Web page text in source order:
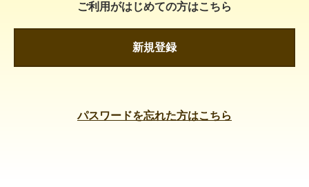
ご利用がはじめての方はこちら
新規登録
パスワードを忘れた方はこちら